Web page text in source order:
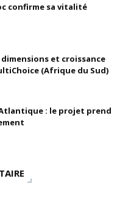
confirme sa vitalité
dimensions et croissance
(Afrique du Sud)
: le projet prend